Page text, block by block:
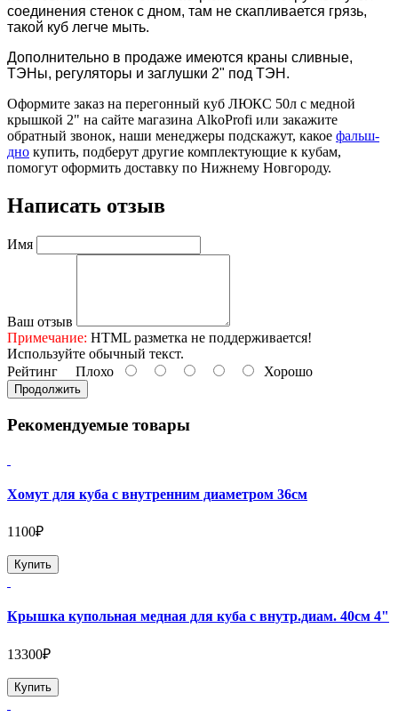
соединения стенок с дном, там не скапливается грязь,
такой куб легче мыть.
Дополнительно в продаже имеются краны сливные,
ТЭНы, регуляторы и заглушки 2" под ТЭН.
Оформите заказ на перегонный куб ЛЮКС 50л с медной
крышкой 2" на сайте магазина AlkoProfi или закажите
обратный звонок, наши менеджеры подскажут, какое фальш-
дно купить, подберут другие комплектующие к кубам,
помогут оформить доставку по Нижнему Новгороду.
Написать отзыв
Имя
Ваш отзыв
Примечание: HTML разметка не поддерживается!
Используйте обычный текст.
Рейтинг Плохо Хорошо
Продолжить
Рекомендуемые товары
Хомут для куба с внутренним диаметром 36см
1100₽
Купить
Крышка купольная медная для куба с внутр.диам. 40см 4"
13300₽
Купить